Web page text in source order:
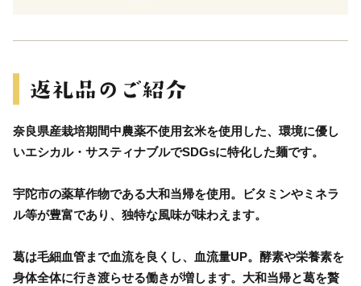
奈良県産栽培期間中農薬不使用玄米を使用した、環境に優し
いエシカル・サスティナブルでSDGsに特化した麺です。
宇陀市の薬草作物である大和当帰を使用。ビタミンやミネラ
ル等が豊富であり、独特な風味が味わえます。
葛は毛細血管まで血流を良くし、血流量UP。酵素や栄養素を
身体全体に行き渡らせる働きが増します。大和当帰と葛を贅